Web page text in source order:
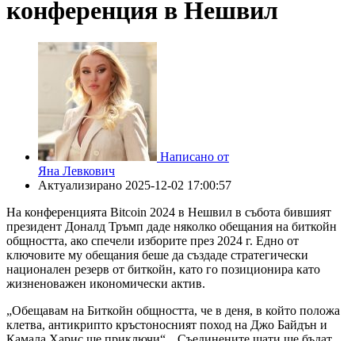
конференция в Нешвил
Написано от
Яна Левкович
Актуализирано 2025-12-02 17:00:57
На конференцията Bitcoin 2024 в Нешвил в събота бившият
президент Доналд Тръмп даде няколко обещания на биткойн
общността, ако спечели изборите през 2024 г. Едно от
ключовите му обещания беше да създаде стратегически
национален резерв от биткойн, като го позиционира като
жизненоважен икономически актив.
„Обещавам на Биткойн общността, че в деня, в който положа
клетва, антикрипто кръстоносният поход на Джо Байдън и